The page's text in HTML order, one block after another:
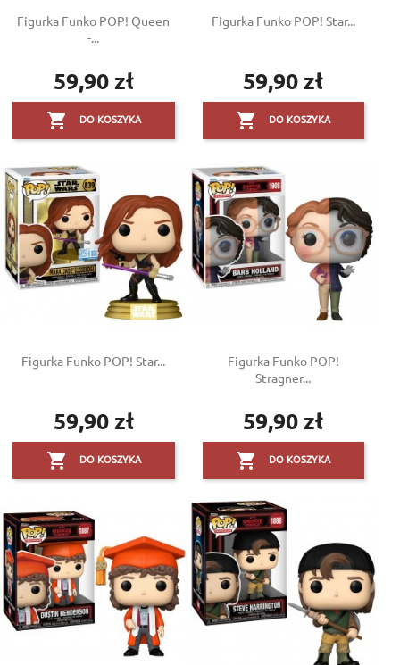
Figurka Funko POP! Queen
-...
Cena
59,90 zł
 DO KOSZYKA
Figurka Funko POP! Star...
Cena
59,90 zł
 DO KOSZYKA
Figurka Funko POP! Star...
Cena
59,90 zł
 DO KOSZYKA
Figurka Funko POP!
Stragner...
Cena
59,90 zł
 DO KOSZYKA